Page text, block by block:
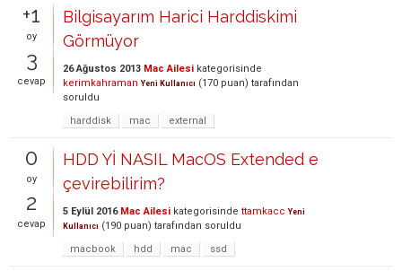
+1
oy
3
cevap
Bilgisayarım Harici Harddiskimi
Görmüyor
26 Ağustos 2013 Mac Ailesi kategorisinde
kerimkahraman Yeni Kullanıcı (170 puan) tarafından
soruldu
harddisk
mac external
0
oy
2
cevap
HDD Yİ NASIL MacOS Extended e
çevirebilirim?
5 Eylül 2016 Mac Ailesi kategorisinde ttamkacc Yeni
Kullanıcı (190 puan) tarafından soruldu
macbook
hdd mac ssd